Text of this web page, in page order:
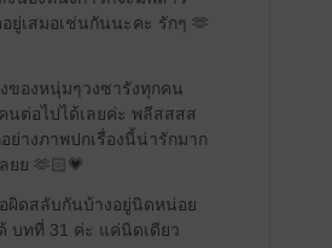
ยู่เสมอเช่นกันนะคะ รักๆ 🫶
ของหนุ่มๆวงซารังทุกคน
นต่อไปได้เลยค่ะ พลีสสสส
ย่างภาพปกเรื่องนี้น่ารักมาก
ยย 🫶🏻💗
ผิดสลับกันบ้างอยู่นิดหน่อย
บทที่ 31 ค่ะ แค่นิดเดียว